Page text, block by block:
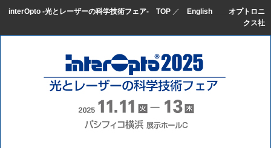
interOpto -光とレーザーの科学技術フェア- TOP ／ English
オプトロニ
クス社